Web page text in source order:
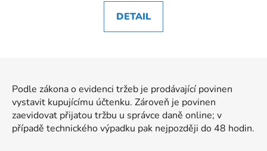
DETAIL
Podle zákona o evidenci tržeb je prodávající povinen
vystavit kupujícímu účtenku. Zároveň je povinen
zaevidovat přijatou tržbu u správce daně online; v
případě technického výpadku pak nejpozději do 48 hodin.